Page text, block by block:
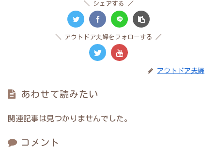
シェアする
アウトドア夫婦をフォローする
アウトドア夫婦
あわせて読みたい
関連記事は見つかりませんでした。
コメント